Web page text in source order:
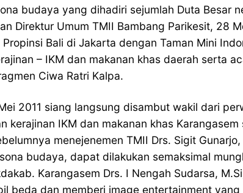
budaya yang dihadiri sejumlah Duta Besar
Direktur Umum TMII Bambang Parikesit, 28
Bali di Jakarta dengan Taman Mini
– IKM dan makanan khas daerah serta
Ciwa Ratri Kalpa.
2011 siang langsung disambut wakil dari
kerajinan IKM dan makanan khas
menejenemen TMII Drs. Sigit
budaya, dapat dilakukan semaksimal
Karangasem Drs. I Nengah Sudarsa,
beda dan memberi image entertainment